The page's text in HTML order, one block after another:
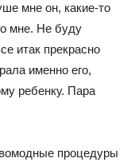
мне он, какие-то
мне. Не буду
итак прекрасно
именно его,
ребенку. Пара
процедуры